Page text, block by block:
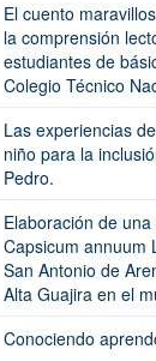
El cuento
la comprensión
estudiantes de
Colegio Técnico
Las experiencias
niño para la
Pedro.
Elaboración de
Capsicum annuum
San Antonio de
Alta Guajira en el
Conociendo